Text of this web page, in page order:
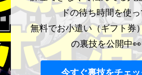
ドの待ち時間を使
無料でお小遣い（ギフト券
の裏技を公開中
今すぐ裏技をチェッ